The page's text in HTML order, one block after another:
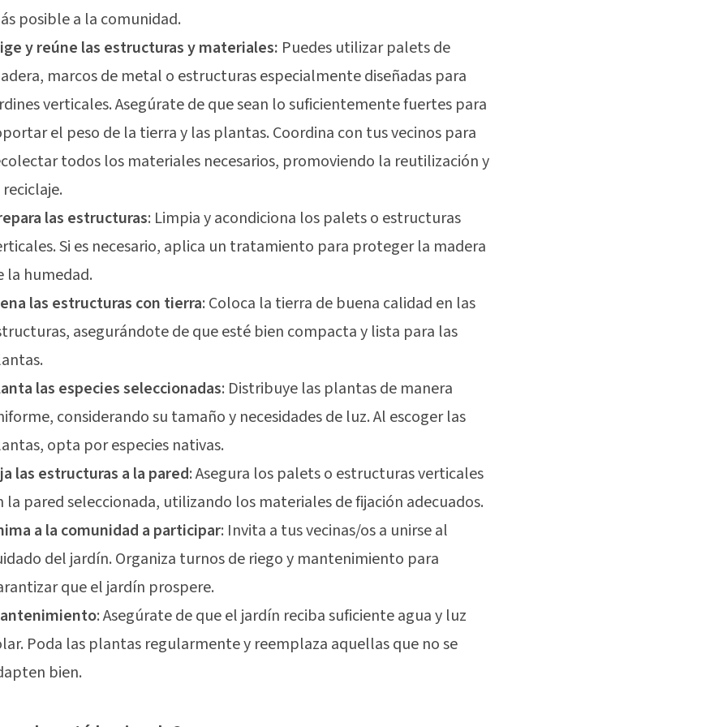
posible a la comunidad.
y reúne las estructuras y materiales: Puedes utilizar palets de
marcos de metal o estructuras especialmente diseñadas para
verticales. Asegúrate de que sean lo suficientemente fuertes para
el peso de la tierra y las plantas. Coordina con tus vecinos para
todos los materiales necesarios, promoviendo la reutilización y
las estructuras: Limpia y acondiciona los palets o estructuras
Si es necesario, aplica un tratamiento para proteger la madera
la humedad.
las estructuras con tierra: Coloca la tierra de buena calidad en las
asegurándote de que esté bien compacta y lista para las
las especies seleccionadas: Distribuye las plantas de manera
considerando su tamaño y necesidades de luz. Al escoger las
opta por especies nativas.
las estructuras a la pared: Asegura los palets o estructuras verticales
la pared seleccionada, utilizando los materiales de fijación adecuados.
a la comunidad a participar: Invita a tus vecinas/os a unirse al
del jardín. Organiza turnos de riego y mantenimiento para
que el jardín prospere.
: Asegúrate de que el jardín reciba suficiente agua y luz
Poda las plantas regularmente y reemplaza aquellas que no se
bien.